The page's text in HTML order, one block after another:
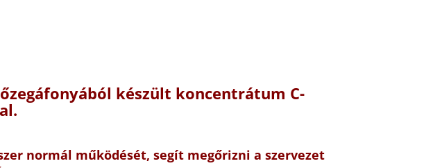
készült koncentrátum C-
.
normál működését, segít megőrizni a szervezet